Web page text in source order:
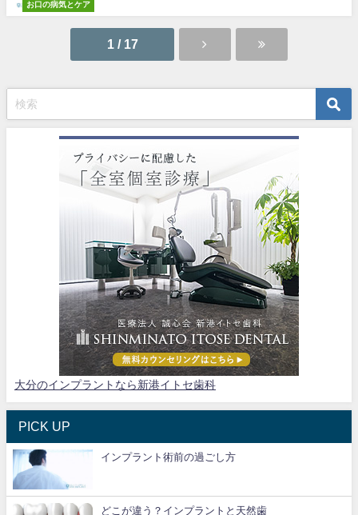
お口の病気とケア
1 / 17
大分のインプラントなら新港イトセ歯科
PICK UP
インプラント術前の過ごし方
どこが違う？インプラントと天然歯